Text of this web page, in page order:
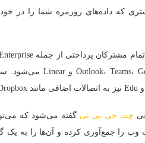
که داده‌های روزمره شما را در
چت‌ جی‌ پی‌ تی گفته می‌شود که
وب را جمع‌آوری کرده و آن‌ها را به یک